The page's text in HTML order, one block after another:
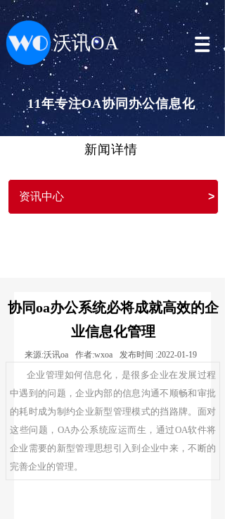
沃讯OA
11年专注OA协同办公信息化
新闻详情
资讯中心 >
协同oa办公系统必将成就高效的企
业信息化管理
来源:沃讯oa 作者:wxoa 发布时间 :2022-01-19
企业管理如何信息化，是很多企业在发展过程
中遇到的问题，企业内部的信息沟通不顺畅和审批
的耗时成为制约企业新型管理模式的挡路牌。面对
这些问题，OA办公系统应运而生，通过OA软件将
企业需要的新型管理思想引入到企业中来，不断的
完善企业的管理。